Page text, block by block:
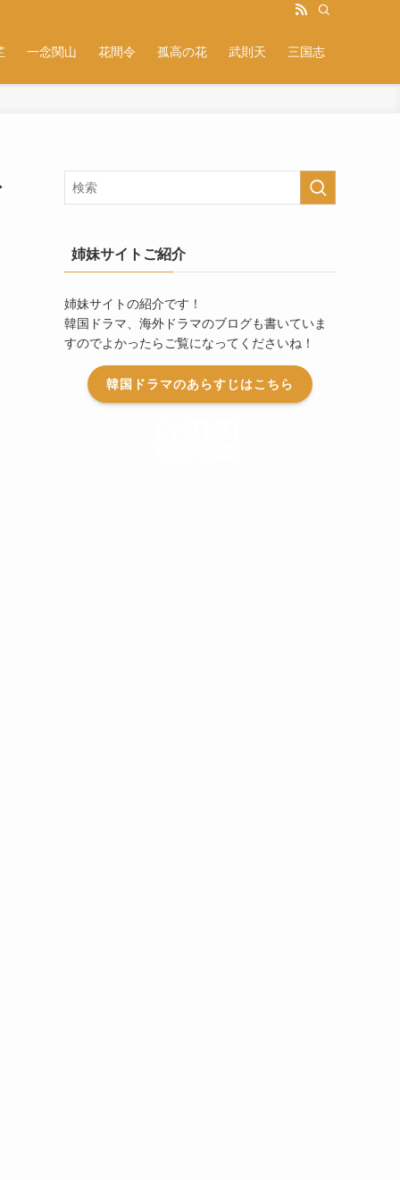
一念関山 花間令 孤高の花 武則天 三国志
姉妹サイトご紹介
姉妹サイトの紹介です！
韓国ドラマ、海外ドラマのブログも書いていま
すのでよかったらご覧になってくださいね！
韓国ドラマのあらすじはこちら